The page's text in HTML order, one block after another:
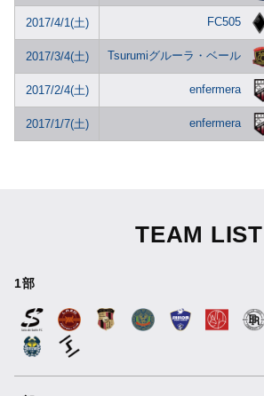
2017/4/1(土) FC505
2017/3/4(土) Tsurumiグルーラ・ベール
2017/2/4(土) enfermera
2017/1/7(土) enfermera
TEAM LIST
1部